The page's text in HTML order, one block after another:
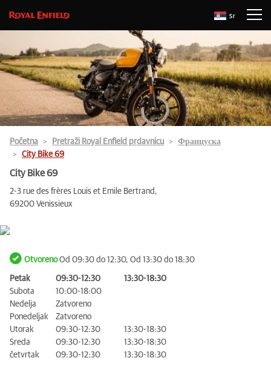
Sr
Početna Pretraži Royal Enfield prdavnicu
Француска
City Bike 69
City Bike 69
2-3 rue des frères Louis et Emile Bertrand,
69200 Venissieux
OtvorenoOd 09:30 do 12:30, Od 13:30 do 18:30
Petak 09:30-12:30
13:30-18:30
Subota
10:00-18:00
Nedelja
Zatvoreno
Ponedeljak
Zatvoreno
Utorak
09:30-12:30
13:30-18:30
Sreda
09:30-12:30
13:30-18:30
četvrtak
09:30-12:30 13:30-18:30